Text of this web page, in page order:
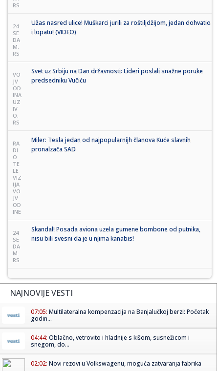
RS
24
SE
DA
M.
RS
Užas nasred ulice! Muškarci jurili za roštiljdžijom, jedan dohvatio
i lopatu! (VIDEO)
VO
JV
OD
INA
UZ
IV
O.
RS
Svet uz Srbiju na Dan državnosti: Lideri poslali snažne poruke
predsedniku Vučiću
RA
DI
O
TE
LE
VIZ
IJA
VO
JV
OD
INE
Miler: Tesla jedan od najpopularnijh članova Kuće slavnih
pronalzača SAD
24
SE
DA
M.
RS
Skandal! Posada aviona uzela gumene bombone od putnika,
nisu bili svesni da je u njima kanabis!
NAJNOVIJE VESTI
07:05: Multilateralna kompenzacija na Banjalučkoj berzi: Početak
godin...
04:44: Oblačno, vetrovito i hladnije s kišom, susnežicom i
snegom, do...
02:02: Novi rezovi u Volkswagenu, moguća zatvaranja fabrika